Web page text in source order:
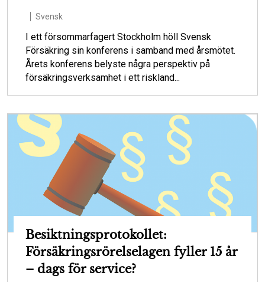
Svensk
I ett försommarfagert Stockholm höll Svensk
Försäkring sin konferens i samband med årsmötet.
Årets konferens belyste några perspektiv på
försäkringsverksamhet i ett riskland...
Besiktningsprotokollet:
Försäkringsrörelselagen fyller 15 år
– dags för service?